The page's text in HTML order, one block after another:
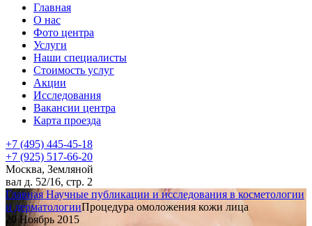
Главная
О нас
Фото центра
Услуги
Наши специалисты
Стоимость услуг
Акции
Исследования
Вакансии центра
Карта проезда
+7 (495) 445-45-18
+7 (925) 517-66-20
Москва, Земляной
вал д. 52/16, стр. 2
Главная Научные публикации и исследования в косметологии
и дерматологииПроцедура омоложения кожи лица
20 Ноябрь 2015